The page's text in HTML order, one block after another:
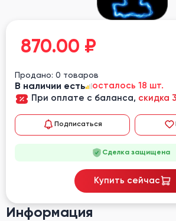
Информация
870.00 ₽
Продано: 0 товаров
В наличии есть
осталось 18 шт.
При оплате с баланса, скидка
Подписаться
Сделка защищена
Купить сейчас